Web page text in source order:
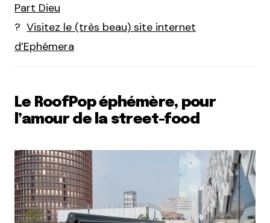
Part Dieu
? Visitez le (très beau) site internet
d’Ephémera
Le RoofPop éphémère, pour
l’amour de la street-food